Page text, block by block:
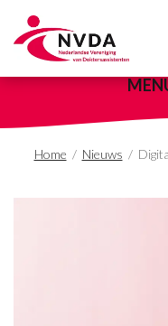
Digitale
Home / Nieuws /